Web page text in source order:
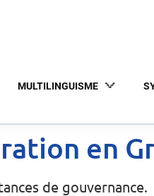
MULTILINGUISME
en
de gouvernance.